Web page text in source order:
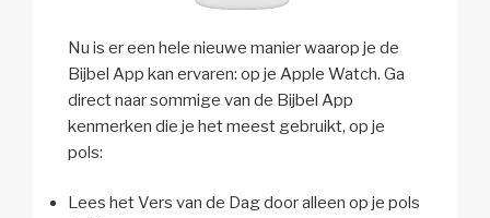
Nu is er een hele nieuwe manier waarop je de
Bijbel App kan ervaren: op je Apple Watch. Ga
direct naar sommige van de Bijbel App
kenmerken die je het meest gebruikt, op je
pols:
Lees het Vers van de Dag door alleen op je pols